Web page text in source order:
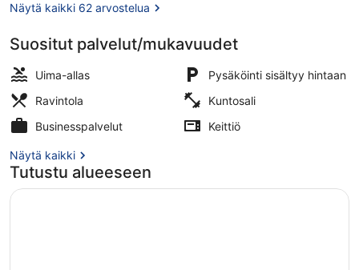
Ulkoalueet
Näytä kaikki 62 arvostelua
Suositut palvelut/mukavuudet
Uima-allas
Pysäköinti sisältyy hintaan
Ravintola
Kuntosali
Businesspalvelut
Keittiö
Näytä kaikki
Tutustu alueeseen